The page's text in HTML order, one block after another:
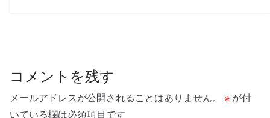
コメントを残す
メールアドレスが公開されることはありません。 ※ が付
いている欄は必須項目です